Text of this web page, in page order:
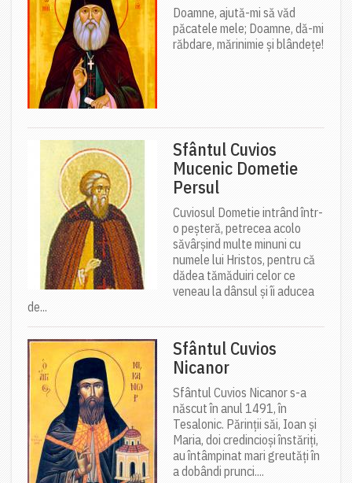
Doamne, ajută-mi să văd
păcatele mele; Doamne, dă-mi
răbdare, mărinimie şi blândeţe!
Sfântul Cuvios
Mucenic Dometie
Persul
Cuviosul Dometie intrând într-
o peșteră, petrecea acolo
săvârșind multe minuni cu
numele lui Hristos, pentru că
dădea tămăduiri celor ce
veneau la dânsul și îi aducea
de...
Sfântul Cuvios
Nicanor
Sfântul Cuvios Nicanor s-a
născut în anul 1491, în
Tesalonic. Părinții săi, Ioan și
Maria, doi credincioși înstăriți,
au întâmpinat mari greutăți în
a dobândi prunci....